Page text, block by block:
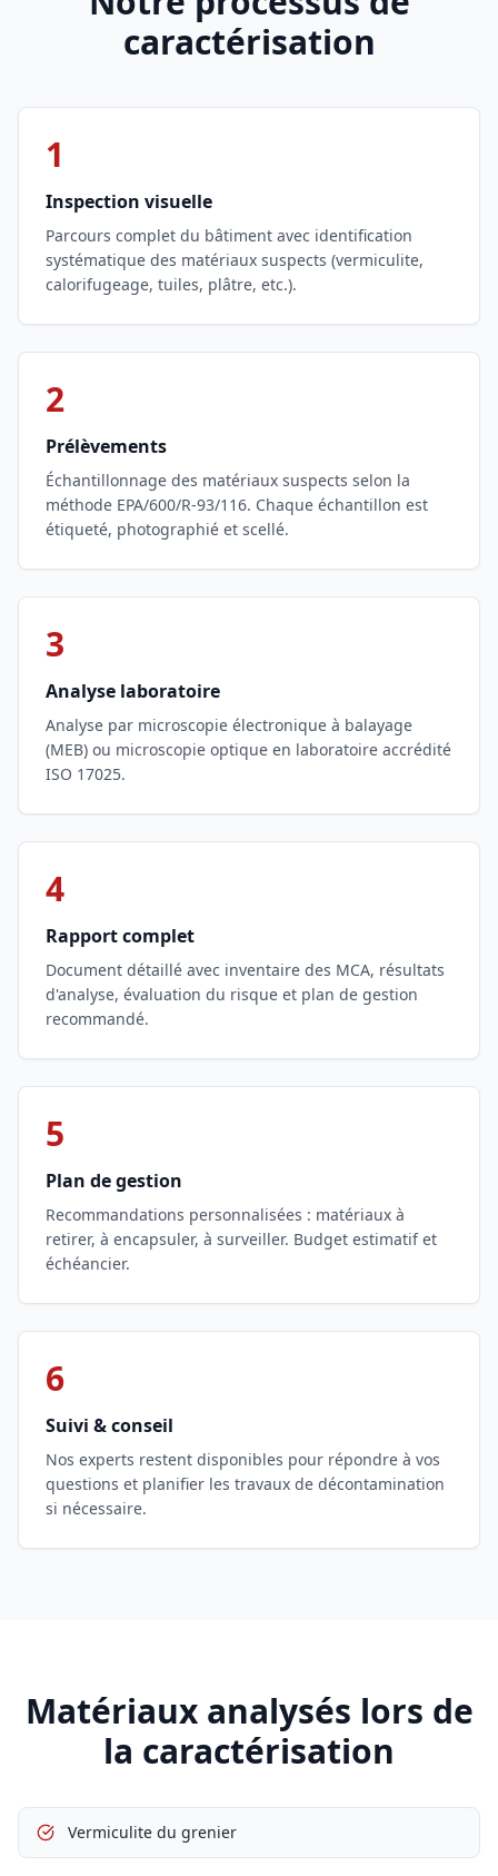
caractérisation
1
Inspection visuelle
Parcours complet du bâtiment avec identification
systématique des matériaux suspects (vermiculite,
calorifugeage, tuiles, plâtre, etc.).
2
Prélèvements
Échantillonnage des matériaux suspects selon la
méthode EPA/600/R-93/116. Chaque échantillon est
étiqueté, photographié et scellé.
3
Analyse laboratoire
Analyse par microscopie électronique à balayage
(MEB) ou microscopie optique en laboratoire accrédité
ISO 17025.
4
Rapport complet
Document détaillé avec inventaire des MCA, résultats
d'analyse, évaluation du risque et plan de gestion
recommandé.
5
Plan de gestion
Recommandations personnalisées : matériaux à
retirer, à encapsuler, à surveiller. Budget estimatif et
échéancier.
6
Suivi & conseil
Nos experts restent disponibles pour répondre à vos
questions et planifier les travaux de décontamination
si nécessaire.
Matériaux analysés lors de
la caractérisation
Vermiculite du grenier